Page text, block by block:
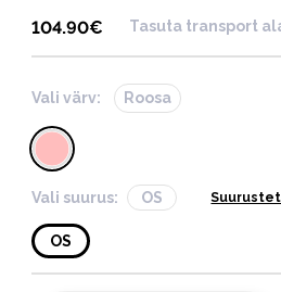
104.90€ Tasuta transport
Vali värv: Roosa
Vali suurus: OS
OS